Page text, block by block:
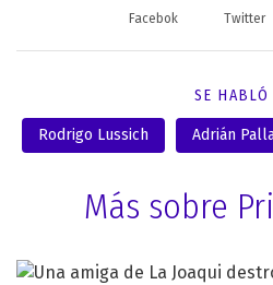
Facebok Twitter
SE HABLÓ
Rodrigo Lussich Adrián
Más sobre